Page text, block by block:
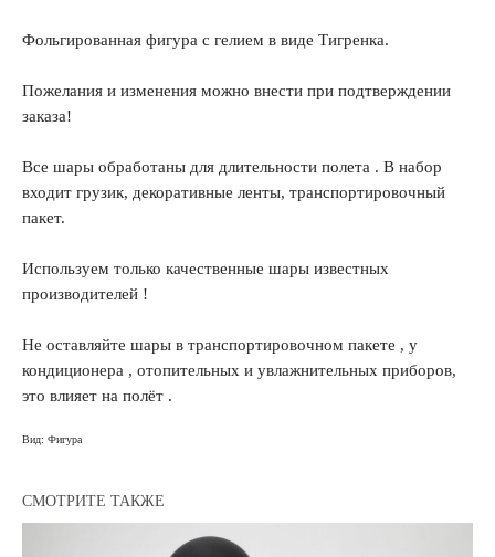
Фольгированная фигура с гелием в виде Тигренка.
Пожелания и изменения можно внести при подтверждении
заказа!
Все шары обработаны для длительности полета . В набор
входит грузик, декоративные ленты, транспортировочный
пакет.
Используем только качественные шары известных
производителей !
Не оставляйте шары в транспортировочном пакете , у
кондиционера , отопительных и увлажнительных приборов,
это влияет на полёт .
Вид: Фигура
СМОТРИТЕ ТАКЖЕ